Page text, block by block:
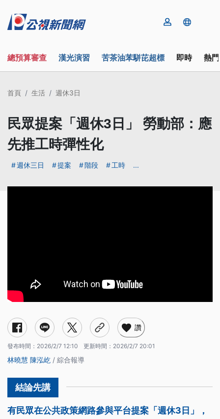
總預算審查 漢光演習 苦茶油苯駢芘超標 即時 熱
首頁 生活 週休3日
民眾提案「週休3日」 勞動部：應
先推工時彈性化
週休三日 提案 階段 工時 ...
讚
發布時間： 2026/2/7 12:10 更新時間： 2026/2/7 20:01
林曉慧 陳泓屹 / 綜合報導
有民眾在公共政策網路參與平台提案「週休3日」，